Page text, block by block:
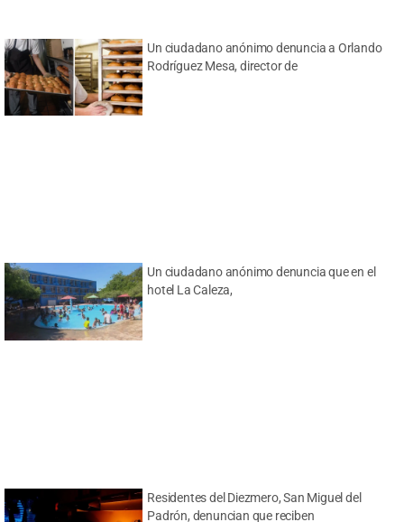
Un ciudadano anónimo denuncia a Orlando
Rodríguez Mesa, director de
Un ciudadano anónimo denuncia que en el
hotel La Caleza,
Residentes del Diezmero, San Miguel del
Padrón, denuncian que reciben